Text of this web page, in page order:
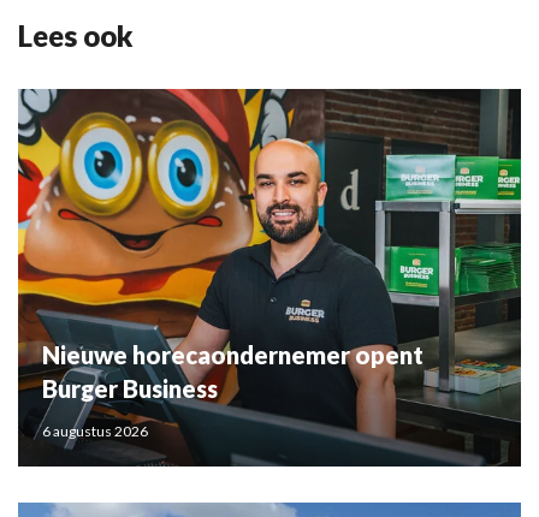
Lees ook
Nieuwe horecaondernemer opent
Burger Business
6 augustus 2026